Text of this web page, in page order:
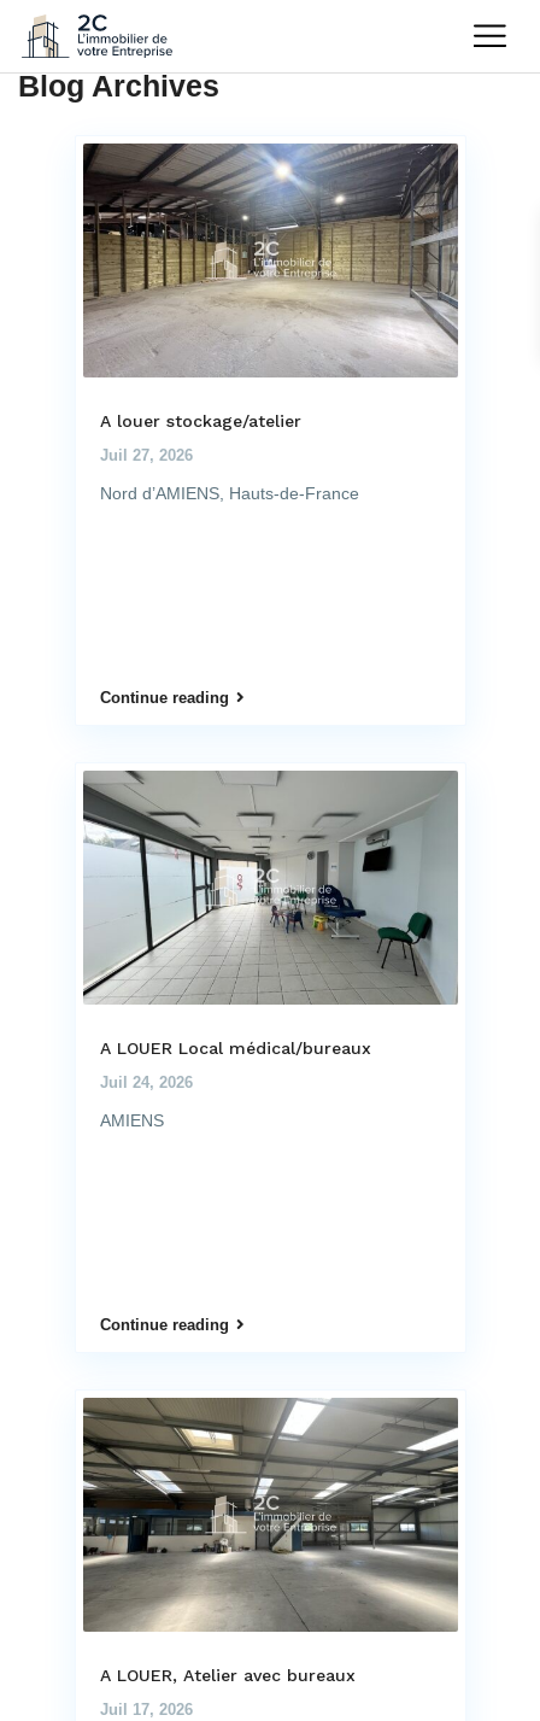
Blog Archives
A louer stockage/atelier
Juil 27, 2026
Nord d’AMIENS, Hauts-de-France
Continue reading
A LOUER Local médical/bureaux
Juil 24, 2026
AMIENS
Continue reading
A LOUER, Atelier avec bureaux
Juil 17, 2026